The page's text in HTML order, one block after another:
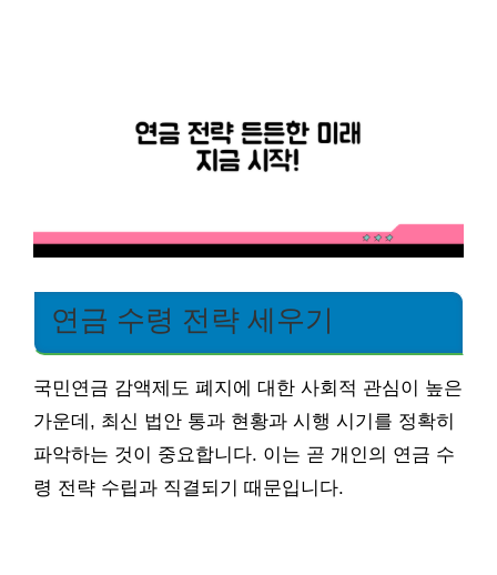
연금 수령 전략 세우기
국민연금 감액제도 폐지에 대한 사회적 관심이 높은
가운데, 최신 법안 통과 현황과 시행 시기를 정확히
파악하는 것이 중요합니다. 이는 곧 개인의 연금 수
령 전략 수립과 직결되기 때문입니다.